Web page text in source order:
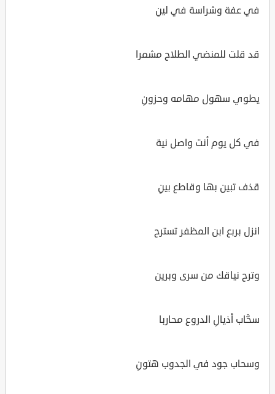
في عفة وشراسة في لينِ
قد قلت للمنضي الطلاح مشمرا
يطوي سهول مهامه وحزونِ
في كل يوم أنت واصل نية
قذف تبين بها وقاطع بينِ
انزل بربع ابن المظفر تسترح
وترح نياقك من سرى وبرين
سحَّاب أذيالِ الدروع محاربا
وسحاب جود في الجدوب هتونِ